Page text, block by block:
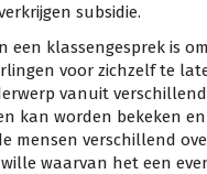
subsidie.
een klassengesprek is
voor zichzelf te
vanuit
kan worden bekeken
mensen verschillend
waarvan het een